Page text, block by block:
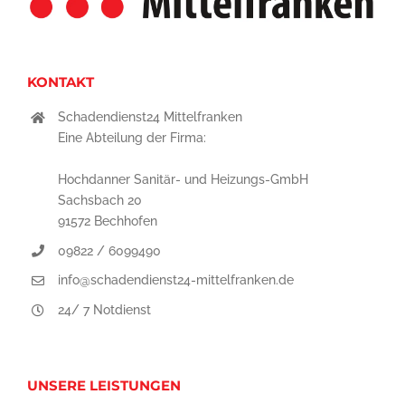
KONTAKT
Schadendienst24 Mittelfranken
Eine Abteilung der Firma:
Hochdanner Sanitär- und Heizungs-GmbH
Sachsbach 20
91572 Bechhofen
09822 / 6099490
info@schadendienst24-mittelfranken.de
24/ 7 Notdienst
UNSERE LEISTUNGEN